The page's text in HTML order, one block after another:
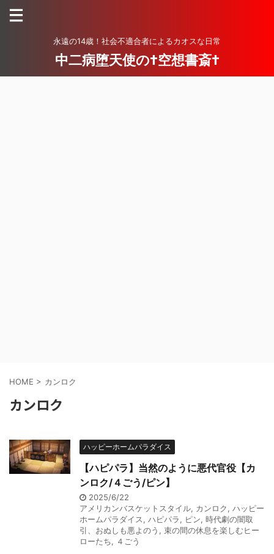
永遠の14歳！社会不適合者によるカオスな日常
中二病堕天使の†空想書斎†
HOME > カンロク
カンロク
ハッピーホームパラダイス
【ハピパラ】当然のように悪代官役【カ
ンロク/４ごう/ピン】
2025/6/22
アメリカンバスケットスタイル, カンロク, ハッピー
ホームパラダイス, ハピパラ, ピン, 時代劇の闇取
引、おぬしも悪よのう , 束の間の休息を楽しむヒー
ローたち, ４ごう